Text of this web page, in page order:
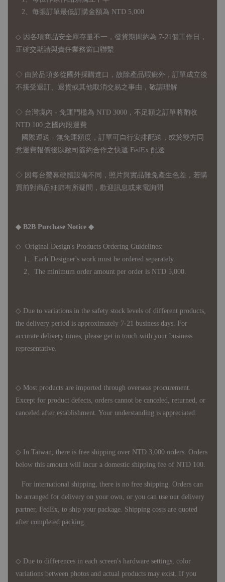
2、每張訂單最低訂購金額為 NTD 5,000
◇ 因各項商品安全庫存量不一，發貨期間約為 7-21個工作日，
正確交期請與責任業務窗口聯繫
◇ 由於品項多從國外採購進口，故 除產品瑕疵外，訂單成立後
不接受退訂、退貨或其他取消交易之事由，敬請理解
◇ 台灣境內 - 免運門檻為 NTD 3000，不足額之訂單將酌收
NTD 100 之國內段運費
國際運送 - 無免運額度，訂單可自行安排配送，或於雙方同
意運費報價後以敝司簽約合作之快遞 FedEx 配送
◇ 因 每台螢幕硬體設備不同，照片與實品難免產生色差，若購
買前對商品細節有所疑問，歡迎訊息或來電詢問
◆ B2B Purchase Notice ◆
◇ Original Design's Products Ordering Guidelines:
1、Each Designer's work must be ordered separately.
2、The minimum order amount per order is NTD 5,000.
◇ Due to variations in the safety stock levels of different products,
the delivery period is approximately 7-21 business days. For
accurate delivery times, please get in touch with your business
representative.
◇ Most products are imported through overseas procurement.
Except for product defects, orders cannot be canceled, returned, or
canceled after establishment. Your understanding is appreciated.
◇ In Taiwan, there is free shipping over NTD 3,000 orders. Orders
below this amount will incur a domestic shipping fee of NTD 100.
For international shipping, there is no free shipping. Orders can
be arranged for delivery on your own, or you can use our delivery
partner, FedEx, to ship your package. Shipping costs are quoted
after completed packing.
◇ Due to differences in each screen's hardware settings, color
variations between photos and actual products may exist. If you